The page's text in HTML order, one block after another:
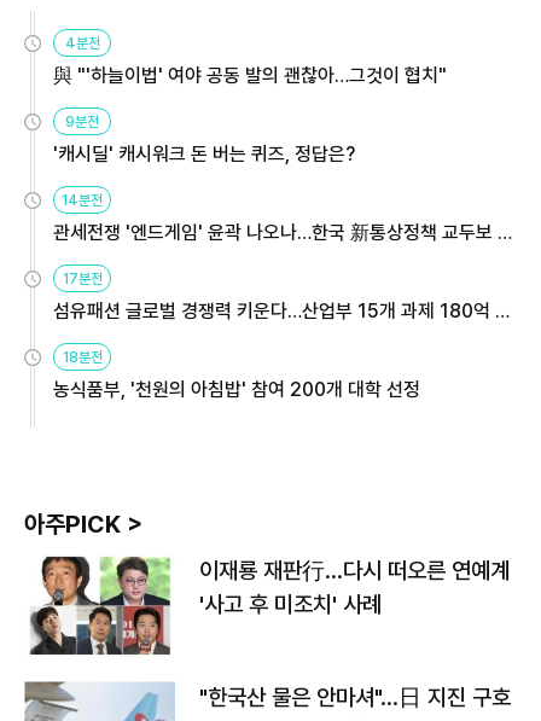
4분전
與 "'하늘이법' 여야 공동 발의 괜찮아…그것이 협치"
9분전
'캐시딜' 캐시워크 돈 버는 퀴즈, 정답은?
14분전
관세전쟁 '엔드게임' 윤곽 나오나…한국 新통상정책 교두보 활
용해야
17분전
섬유패션 글로벌 경쟁력 키운다…산업부 15개 과제 180억 지
원
18분전
농식품부, '천원의 아침밥' 참여 200개 대학 선정
아주PICK >
이재룡 재판行…다시 떠오른 연예계
'사고 후 미조치' 사례
"한국산 물은 안마셔"…日 지진 구호